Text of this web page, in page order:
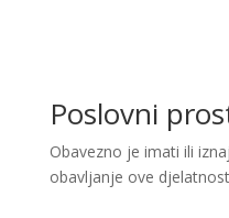
Poslovni
Obavezno je imati ili
obavljanje ove